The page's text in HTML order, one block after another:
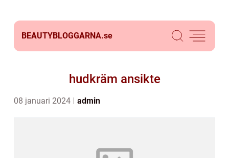
BEAUTYBLOGGARNA.se
hudkräm ansikte
08 januari 2024 admin